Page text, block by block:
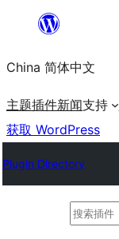
内
容
China 简体中文
主题插件新闻支持
获取 WordPress
Plugin Directory
搜